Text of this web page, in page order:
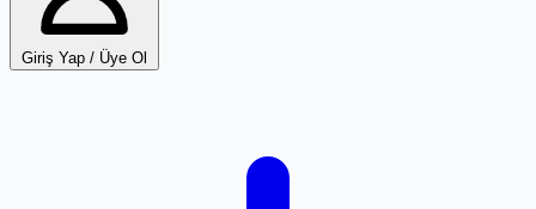
Giriş Yap / Üye Ol